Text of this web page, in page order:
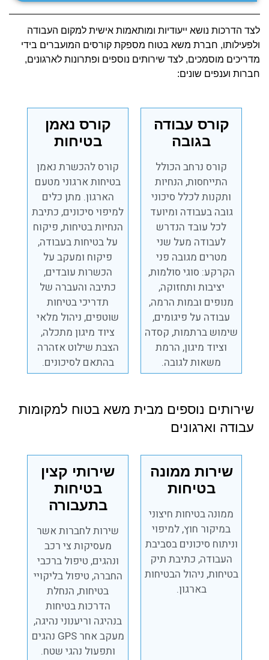
לצד הדרכות נושא ייעודיות ומותאמות אישית למקום העבודה
ולפעילותו, חברת משא בטוח מספקת קורסים המועברים בידי
מדריכים מוסמכים, לצד שירותים נוספים ופתרונות לארגונים,
חברות וענפים שונים:
קורס עבודה
בגובה
קורס נרחב הכולל
התייחסות, הנחיות
ותקנות לכלל סיכוני
גובה בעבודה ומיועד
לכל עובד הנדרש
לעבודה מעל שני
מטרים מגובה פני
הקרקע: סוגי סולמות,
יציבות ותחזוקה,
מנופים ובמות הרמה,
עבודה על פיגומים,
שימוש ברתמות, קסדה
וציוד מיגון, הרמת
משאות לגובה.
קורס נאמן
בטיחות
קורס להכשרת נאמן
בטיחות ארגוני מטעם
הארגון. מתן כלים
למיפוי סיכונים, כתיבת
הנחיות בטיחות, פיקוח
על בטיחות בעבודה,
פיקוח ומעקב על
הכשרות עובדים,
כתיבה והעברה של
תדריכי בטיחות
שוטפים, ניהול מלאי
ציוד מיגון מתכלה,
הצבת שילוט אזהרה
בהתאם לסיכונים.
שירותים נוספים מבית משא בטוח למקומות
עבודה וארגונים
שירות ממונה
בטיחות
ממונה בטיחות חיצוני
במיקור חוץ, למיפוי
וניתוח סיכונים בסביבת
העבודה, כתיבת תיק
בטיחות, ניהול הבטיחות
בארגון.
שירותי קצין
בטיחות
בתעבורה
שירות לחברות אשר
מעסיקות צי רכב
ונהגים, טיפול ברכבי
החברה, טיפול בליקויי
בטיחות, הנחלת
הדרכות בטיחות
בנהיגה וריענוני נהיגה,
מעקב אחר GPS נהגים
ותפעול נהגי שטח.